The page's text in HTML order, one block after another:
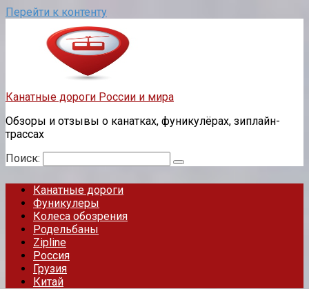
Перейти к контенту
Канатные дороги России и мира
Обзоры и отзывы о канатках, фуникулёрах, зиплайн-
трассах
Поиск:
Канатные дороги
Фуникулеры
Колеса обозрения
Родельбаны
Zipline
Россия
Грузия
Китай